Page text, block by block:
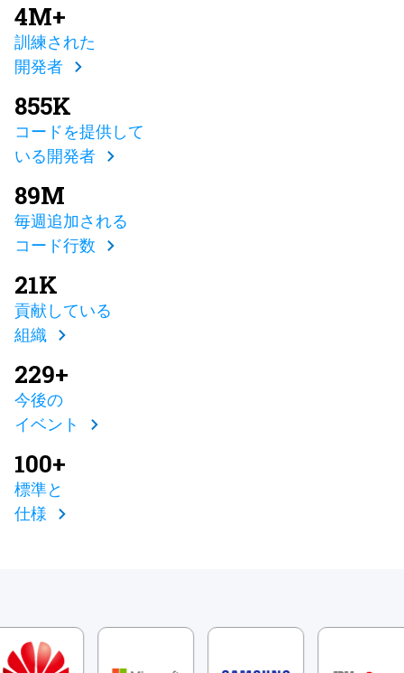
4M+
訓練された
開発者
855K
コードを提供して
いる開発者
89M
毎週追加される
コード行数
21K
貢献している
組織
229+
今後の
イベント
100+
標準と
仕様